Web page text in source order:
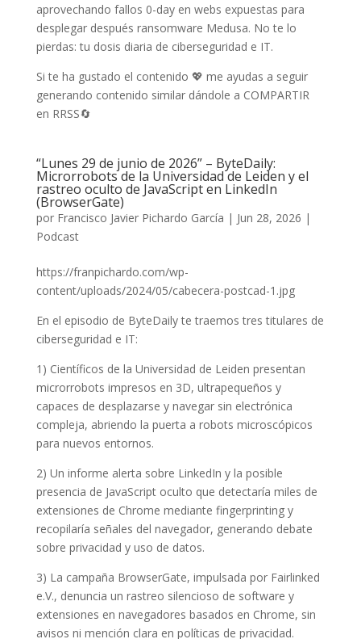
aprovechando fallos 0-day en webs expuestas para
desplegar después ransomware Medusa. No te lo
pierdas: tu dosis diaria de ciberseguridad e IT.
Si te ha gustado el contenido 💖 me ayudas a seguir
generando contenido similar dándole a COMPARTIR
en RRSS🔄
“Lunes 29 de junio de 2026” – ByteDaily:
Microrrobots de la Universidad de Leiden y el
rastreo oculto de JavaScript en LinkedIn
(BrowserGate)
por Francisco Javier Pichardo García | Jun 28, 2026 |
Podcast
https://franpichardo.com/wp-
content/uploads/2024/05/cabecera-postcad-1.jpg
En el episodio de ByteDaily te traemos tres titulares de
ciberseguridad e IT:
1) Científicos de la Universidad de Leiden presentan
microrrobots impresos en 3D, ultrapequeños y
capaces de desplazarse y navegar sin electrónica
compleja, abriendo la puerta a robots microscópicos
para nuevos entornos.
2) Un informe alerta sobre LinkedIn y la posible
presencia de JavaScript oculto que detectaría miles de
extensiones de Chrome mediante fingerprinting y
recopilaría señales del navegador, generando debate
sobre privacidad y uso de datos.
3) La campaña BrowserGate, impulsada por Fairlinked
e.V., denuncia un rastreo silencioso de software y
extensiones en navegadores basados en Chrome, sin
avisos ni mención clara en políticas de privacidad.